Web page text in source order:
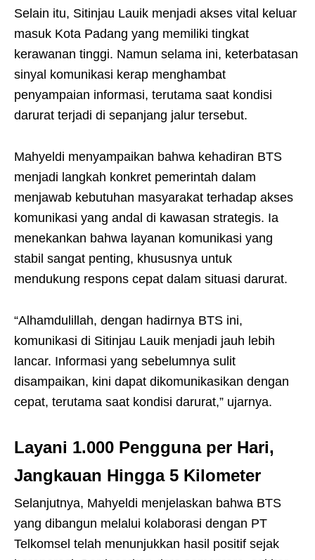
Selain itu, Sitinjau Lauik menjadi akses vital keluar
masuk Kota Padang yang memiliki tingkat
kerawanan tinggi. Namun selama ini, keterbatasan
sinyal komunikasi kerap menghambat
penyampaian informasi, terutama saat kondisi
darurat terjadi di sepanjang jalur tersebut.
Mahyeldi menyampaikan bahwa kehadiran BTS
menjadi langkah konkret pemerintah dalam
menjawab kebutuhan masyarakat terhadap akses
komunikasi yang andal di kawasan strategis. Ia
menekankan bahwa layanan komunikasi yang
stabil sangat penting, khususnya untuk
mendukung respons cepat dalam situasi darurat.
“Alhamdulillah, dengan hadirnya BTS ini,
komunikasi di Sitinjau Lauik menjadi jauh lebih
lancar. Informasi yang sebelumnya sulit
disampaikan, kini dapat dikomunikasikan dengan
cepat, terutama saat kondisi darurat,” ujarnya.
Layani 1.000 Pengguna per Hari,
Jangkauan Hingga 5 Kilometer
Selanjutnya, Mahyeldi menjelaskan bahwa BTS
yang dibangun melalui kolaborasi dengan PT
Telkomsel telah menunjukkan hasil positif sejak